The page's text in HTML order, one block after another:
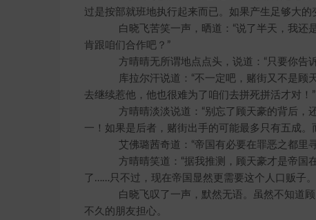
过是按部就班地执行起来而已。如果产生足够大
白晓飞苦笑一声，晒道：“说了半天，我还
肯跟咱们合作吧？”
方晴晴无所谓地点点头，说道：“只要你告
库拉尔汗说道：“不一定吧，赌街又不是顾
去继续惹他，他也很难为了咱们去拼死拼活才对！”
方晴晴淡淡说道：“别忘了顾天豪的背后，
一！如果是后者，赌街出手的可能最多只有五成
艾佛璐茜奇道：“帝国有必要在罪恶之都里
方晴晴笑道：“据我推测，顾天豪才是帝国
了……只不过，现在帝国显然更需要这个人口贩子。
白晓飞叹了一声，默然无语。虽然不知道顾
不久的朋友担心。